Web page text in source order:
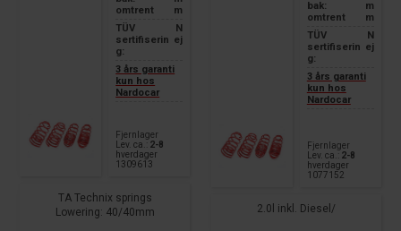
omtrent
m
TÜV
sertifiserin
g:
N
ej
3 års garanti
kun hos
Nardocar
Fjernlager
Lev. ca.: 2-8
hverdager
1309613
TA Technix springs
Lowering: 40/40mm
bak:
omtrent
m
m
TÜV
sertifiserin
g:
N
ej
3 års garanti
kun hos
Nardocar
Fjernlager
Lev. ca.:
2-8
hverdager
1077152
2.0l inkl. Diesel/